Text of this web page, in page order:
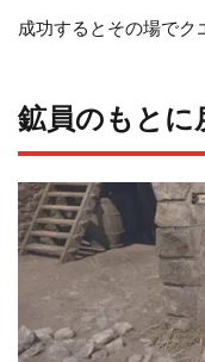
成功するとその場でク
鉱員のもとに